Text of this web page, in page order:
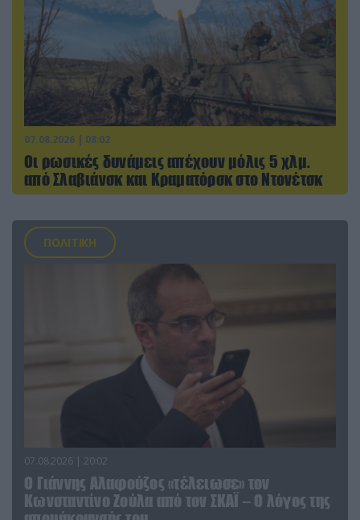
07.08.2026 | 08:02
Οι ρωσικές δυνάμεις απέχουν μόλις 5 χλμ.
από Σλαβιάνσκ και Κραματόρσκ στο Ντονέτσκ
ΠΟΛΙΤΙΚΗ
07.08.2026 | 20:02
Ο Γιάννης Αλαφούζος «τέλειωσε» τον
Κωνσταντίνο Ζούλα από τον ΣΚΑΪ – Ο λόγος της